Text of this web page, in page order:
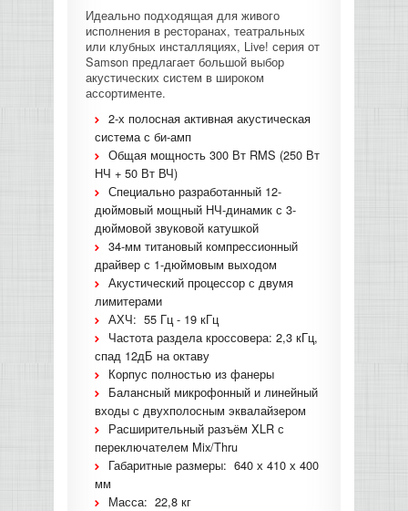
КОМПЛЕКТУЮЩИЕ ДЛЯ
АКУСТИЧЕСКИХ СИСТЕМ
КОНТРОЛЛЕРЫ АС И КРОССОВЕРЫ
НАУШНИКИ
Идеально подходящая для живого
исполнения в ресторанах, театральных
или клубных инсталляциях, Live! серия от
Samson предлагает большой выбор
акустических систем в широком
ассортименте.
2-х полосная активная акустическая
система с би-амп
Общая мощность 300 Вт RMS (250 Вт
НЧ + 50 Вт ВЧ)
Специально разработанный 12-
дюймовый мощный НЧ-динамик с 3-
дюймовой звуковой катушкой
34-мм титановый компрессионный
драйвер с 1-дюймовым выходом
Акустический процессор с двумя
лимитерами
АХЧ: 55 Гц - 19 кГц
Частота раздела кроссовера: 2,3 кГц,
спад 12дБ на октаву
Корпус полностью из фанеры
Балансный микрофонный и линейный
входы с двухполосным эквалайзером
Расширительный разъём XLR с
переключателем Mix/Thru
Габаритные размеры: 640 х 410 х 400
мм
Масса: 22,8 кг